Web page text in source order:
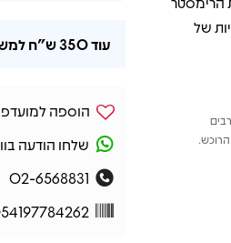
של
עוד350 ש"ח
הוספה
שלחו הודעה
02-6568831